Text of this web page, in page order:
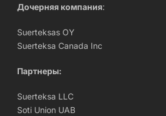
Дочерняя компания:
Suerteksas OY
Suerteksa Canada Inc
Партнеры:
Suerteksa LLC
Soti Union UAB